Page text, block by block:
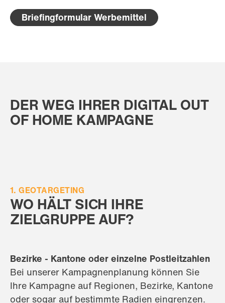
Briefingformular Werbemittel
DER WEG IHRER DIGITAL OUT
OF HOME KAMPAGNE
1. GEOTARGETING
WO HÄLT SICH IHRE
ZIELGRUPPE AUF?
Bezirke - Kantone oder einzelne Postleitzahlen
Bei unserer Kampagnenplanung können Sie
Ihre Kampagne auf Regionen, Bezirke, Kantone
oder sogar auf bestimmte Radien eingrenzen.